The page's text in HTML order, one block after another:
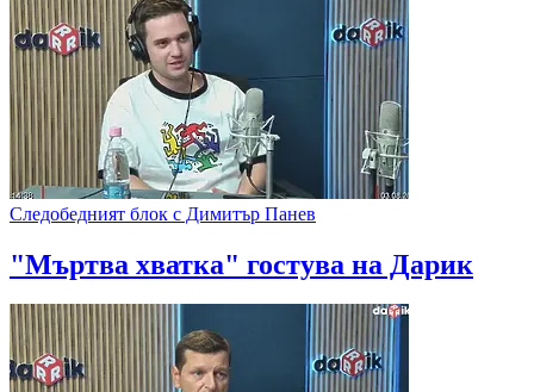
Следобедният блок с Димитър Панев
"Мъртва хватка" гостува на Дарик